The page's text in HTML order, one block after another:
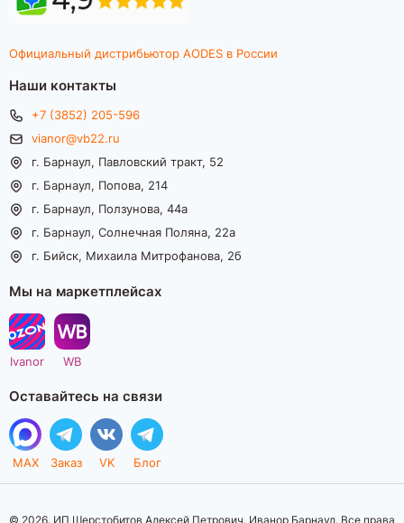
Официальный дистрибьютор AODES в России
Наши контакты
+7 (3852) 205-596
vianor@vb22.ru
г. Барнаул, Павловский тракт, 52
г. Барнаул, Попова, 214
г. Барнаул, Ползунова, 44а
г. Барнаул, Солнечная Поляна, 22а
г. Бийск, Михаила Митрофанова, 2б
Мы на маркетплейсах
Ivanor WB
Оставайтесь на связи
MAX Заказ VK Блог
© 2026. ИП Шерстобитов Алексей Петрович. Иванор Барнаул. Все права